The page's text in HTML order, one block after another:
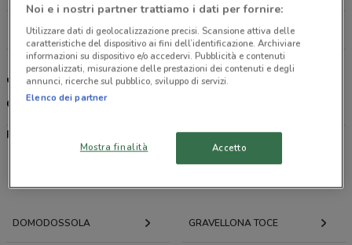
Tutti i negozi 'A posto' Officine e Carrozzerie
'A posto' Officine e Carrozzerie, offerte e
concessionari
Rhiag
DOMODOSSOLA GRAVELLONA TOCE
Noi e i nostri partner trattiamo i dati per fornire:
Utilizzare dati di geolocalizzazione precisi. Scansione attiva delle
caratteristiche del dispositivo ai fini dell’identificazione. Archiviare
informazioni su dispositivo e/o accedervi. Pubblicità e contenuti
personalizzati, misurazione delle prestazioni dei contenuti e degli
annunci, ricerche sul pubblico, sviluppo di servizi.
Elenco dei partner
Mostra finalità Accetto